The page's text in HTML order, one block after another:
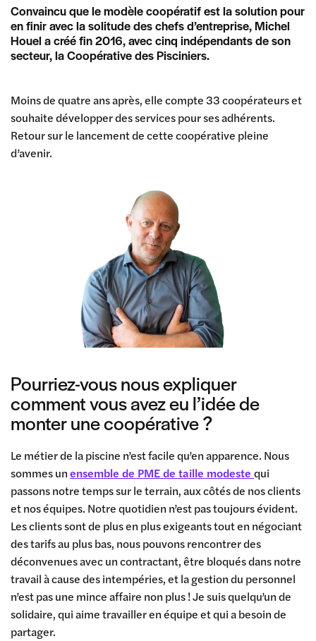
Convaincu que le modèle coopératif est la solution pour
en finir avec la solitude des chefs d’entreprise, Michel
Houel a créé fin 2016, avec cinq indépendants de son
secteur, la Coopérative des Pisciniers.
Moins de quatre ans après, elle compte 33 coopérateurs et
souhaite développer des services pour ses adhérents.
Retour sur le lancement de cette coopérative pleine
d’avenir.
Pourriez-vous nous expliquer
comment vous avez eu l’idée de
monter une coopérative ?
Le métier de la piscine n’est facile qu’en apparence. Nous
sommes unensemble de PME de taille modeste qui
passons notre temps sur le terrain, aux côtés de nos clients
et nos équipes. Notre quotidien n’est pas toujours évident.
Les clients sont de plus en plus exigeants tout en négociant
des tarifs au plus bas, nous pouvons rencontrer des
déconvenues avec un contractant, être bloqués dans notre
travail à cause des intempéries, et la gestion du personnel
n’est pas une mince affaire non plus ! Je suis quelqu’un de
solidaire, qui aime travailler en équipe et qui a besoin de
partager.